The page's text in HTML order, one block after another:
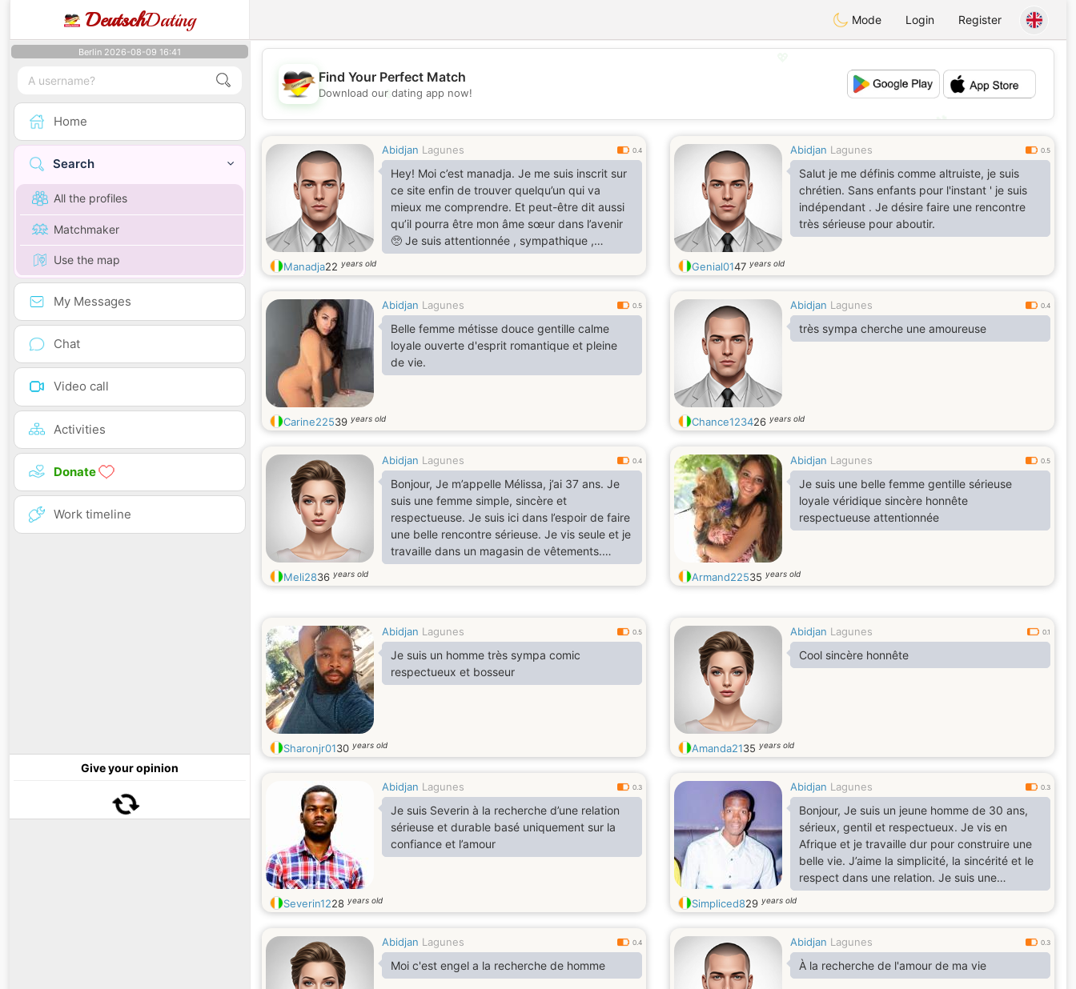
DeutschDating Mode Login Register
Berlin 2026-08-09 16:41
Home
Search
All the profiles
Matchmaker
Use the map
My Messages
Chat
Video call
Activities
Donate
Work timeline
Give your opinion
💕
Find Your Perfect Match
Download our dating app now!
Abidjan Lagunes 0.4
Hey! Moi c’est manadja. Je me suis inscrit sur
ce site enfin de trouver quelqu’un qui va
mieux me comprendre. Et peut-être dit aussi
qu’il pourra être mon âme sœur dans l’avenir
🥺 Je suis attentionnée , sympathique ,
sérieux dans tous ce que j’entreprends et ce
que je fais , j’essaie de vivre de la plus simple
Manadja22 years old
Abidjan Lagunes 0.5
Salut je me définis comme altruiste, je suis
chrétien. Sans enfants pour l'instant ' je suis
indépendant . Je désire faire une rencontre
très sérieuse pour aboutir.
Genial0147 years old
Abidjan Lagunes 0.5
Belle femme métisse douce gentille calme
loyale ouverte d'esprit romantique et pleine
de vie.
Carine22539 years old
Abidjan Lagunes 0.4
très sympa cherche une amoureuse
Chance123426 years old
Abidjan Lagunes 0.4
Bonjour, Je m’appelle Mélissa, j’ai 37 ans. Je
suis une femme simple, sincère et
respectueuse. Je suis ici dans l’espoir de faire
une belle rencontre sérieuse. Je vis seule et je
travaille dans un magasin de vêtements.
J’aime les choses simples de la vie, les
moments de partage, et les échanges
une relation stable basée sur la confiance, la
complicité et le respect.
Meli2836 years old
Abidjan Lagunes 0.5
Je suis une belle femme gentille sérieuse
loyale véridique sincère honnête
respectueuse attentionnée
Armand22535 years old
Abidjan Lagunes 0.5
Je suis un homme très sympa comic
respectueux et bosseur
Sharonjr0130 years old
Abidjan Lagunes 0.1
Cool sincère honnête
Amanda2135 years old
Abidjan Lagunes 0.3
Je suis Severin à la recherche d’une relation
sérieuse et durable basé uniquement sur la
confiance et l’amour
Severin1228 years old
Abidjan Lagunes 0.3
Bonjour, Je suis un jeune homme de 30 ans,
sérieux, gentil et respectueux. Je vis en
Afrique et je travaille dur pour construire une
belle vie. J’aime la simplicité, la sincérité et le
respect dans une relation. Je suis une
personne calme, positive et ouverte d’esprit.
J’aime discuter, découvrir de nouvelles
mon temps libre, j’aime écouter de la musique,
regarder des films et passer du temps avec
les personnes que j’apprécie. Je suis ici pour
Simpliced829 years old
Abidjan Lagunes 0.4
Moi c'est engel a la recherche de homme
Abidjan Lagunes 0.3
À la recherche de l'amour de ma vie